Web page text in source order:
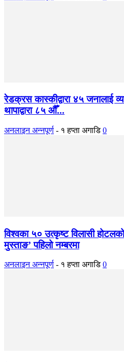
रेडक्रस कास्कीद्वारा ४५ जनालाई
थापाद्वारा ८५ औँ...
अनलाइन अन्नपूर्ण - १ हप्ता अगाडि 0
विश्वका ५० उत्कृष्ट विलासी
मुस्ताङ’ पहिलो नम्बरमा
अनलाइन अन्नपूर्ण - १ हप्ता अगाडि 0